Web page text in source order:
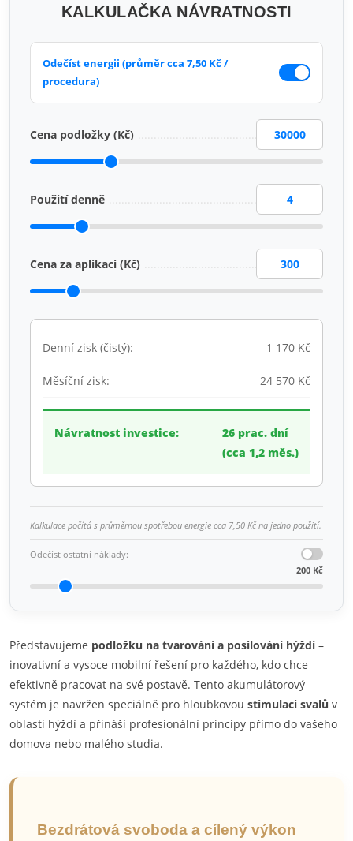
KALKULAČKA NÁVRATNOSTI
Odečíst energii (průměr cca 7,50 Kč /
procedura)
Cena podložky (Kč)
Použití denně
Cena za aplikaci (Kč)
Denní zisk (čistý): 1 170 Kč
Měsíční zisk: 24 570 Kč
Návratnost investice:
26 prac. dní
(cca 1,2 měs.)
Kalkulace počítá s průměrnou spotřebou energie cca 7,50 Kč na jedno použití.
Odečíst ostatní náklady:
200 Kč
Představujeme podložku na tvarování a posilování hýždí–
inovativní a vysoce mobilní řešení pro každého, kdo chce
efektivně pracovat na své postavě. Tento akumulátorový
systém je navržen speciálně pro hloubkovou stimulaci svalů v
oblasti hýždí a přináší profesionální principy přímo do vašeho
domova nebo malého studia.
Bezdrátová svoboda a cílený výkon